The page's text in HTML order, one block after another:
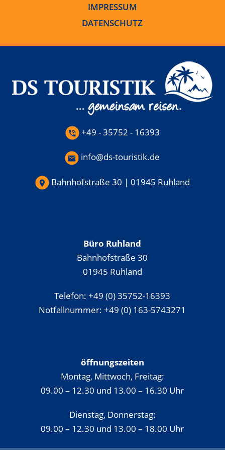
IMPRESSUM
DATENSCHUTZ
+49 - 35752 - 16393
info@ds-touristik.de
Bahnhofstraße 30 | 01945 Ruhland
Büro Ruhland
Bahnhofstraße 30
01945 Ruhland
Telefon: +49 (0) 35752-16393
Notfallnummer: +49 (0) 163-5743271
öffnungszeiten
Montag, Mittwoch, Freitag:
09.00 – 12.30 und 13.00 – 16.30 Uhr
Dienstag, Donnerstag:
09.00 – 12.30 und 13.00 – 18.00 Uhr